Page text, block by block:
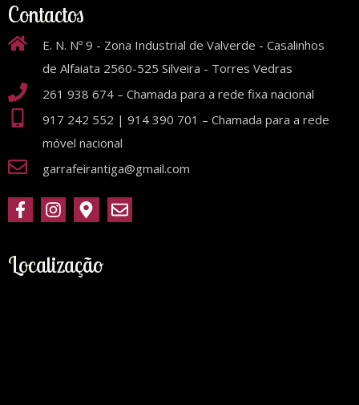
Contactos
E. N. Nº 9 - Zona Industrial de Valverde - Casalinhos
de Alfaiata 2560-525 Silveira - Torres Vedras
261 938 674 – Chamada para a rede fixa nacional
917 242 552 | 914 390 701 – Chamada para a rede
móvel nacional
garrafeirantiga@gmail.com
Localização